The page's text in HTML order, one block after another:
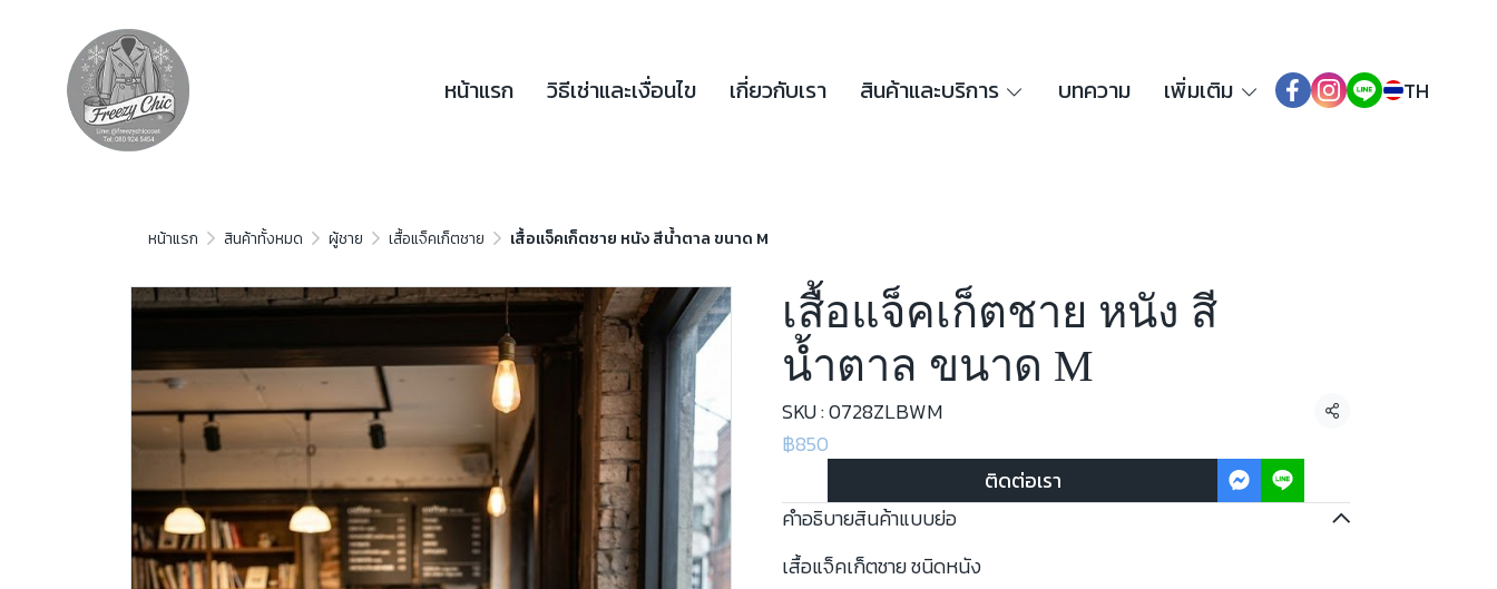
หน้าแรก วิธีเช่าและเงื่อนไข เกี่ยวกับเรา สินค้าและบริการ บทความ เพิ่มเติม TH
หน้าแรก สินค้าทั้งหมด ผู้ชาย เสื้อแจ็คเก็ตชาย เสื้อแจ็คเก็ตชาย หนัง สีน้ำตาล ขนาด M
เสื้อแจ็คเก็ตชาย หนัง สี
น้ำตาล ขนาด M
SKU : 0728ZLBWM แชร์
฿850
ติดต่อเรา
คำอธิบายสินค้าแบบย่อ
เสื้อแจ็คเก็ตชาย ชนิดหนัง